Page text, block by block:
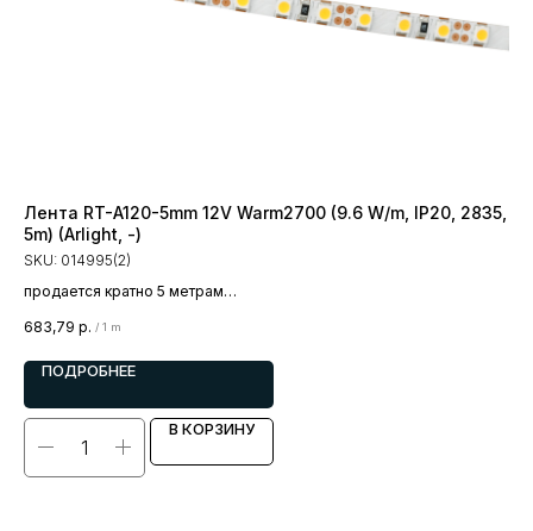
Лента RT-A120-5mm 12V Warm2700 (9.6 W/m, IP20, 2835,
5m) (Arlight, -)
SKU: 014995(2)
продается кратно 5 метрам
683,79 р. / 1 m
ПОДРОБНЕЕ
В КОРЗИНУ